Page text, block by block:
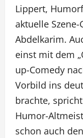
Lippert,
aktuelle
Abdelkarim.
einst mit dem
up-Comedy
Vorbild ins
brachte,
Humor-
schon auch